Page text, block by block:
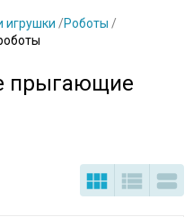
игрушки /Роботы /
прыгающие
  